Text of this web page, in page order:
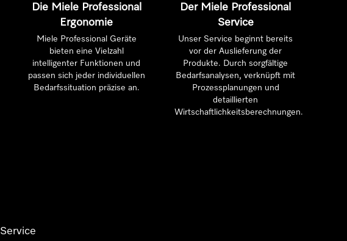
Die Miele Professional
Ergonomie
Miele Professional Geräte
bieten eine Vielzahl
intelligenter Funktionen und
passen sich jeder individuellen
Bedarfssituation präzise an.
Der Miele Professional
Service
Unser Service beginnt bereits
vor der Auslieferung der
Produkte. Durch sorgfältige
Bedarfsanalysen, verknüpft mit
Prozessplanungen und
detaillierten
Wirtschaftlichkeitsberechnungen.
Service